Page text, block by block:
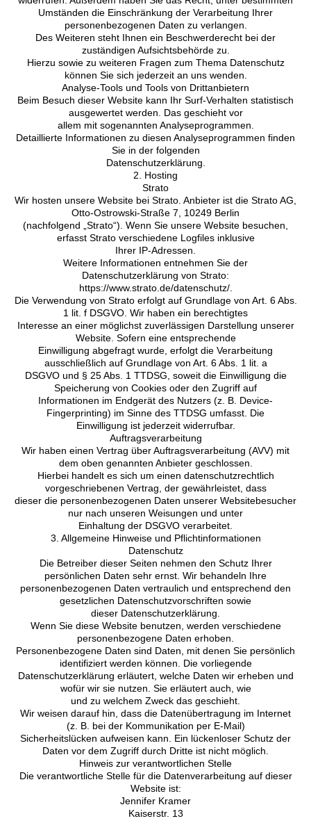
Umständen die Einschränkung der Verarbeitung Ihrer
personenbezogenen Daten zu verlangen.
Des Weiteren steht Ihnen ein Beschwerderecht bei der
zuständigen Aufsichtsbehörde zu.
Hierzu sowie zu weiteren Fragen zum Thema Datenschutz
können Sie sich jederzeit an uns wenden.
Analyse-Tools und Tools von Drittanbietern
Beim Besuch dieser Website kann Ihr Surf-Verhalten statistisch
ausgewertet werden. Das geschieht vor
allem mit sogenannten Analyseprogrammen.
Detaillierte Informationen zu diesen Analyseprogrammen finden
Sie in der folgenden
Datenschutzerklärung.
2. Hosting
Strato
Wir hosten unsere Website bei Strato. Anbieter ist die Strato AG,
Otto-Ostrowski-Straße 7, 10249 Berlin
(nachfolgend „Strato“). Wenn Sie unsere Website besuchen,
erfasst Strato verschiedene Logfiles inklusive
Ihrer IP-Adressen.
Weitere Informationen entnehmen Sie der
Datenschutzerklärung von Strato:
https://www.strato.de/datenschutz/.
Die Verwendung von Strato erfolgt auf Grundlage von Art. 6 Abs.
1 lit. f DSGVO. Wir haben ein berechtigtes
Interesse an einer möglichst zuverlässigen Darstellung unserer
Website. Sofern eine entsprechende
Einwilligung abgefragt wurde, erfolgt die Verarbeitung
ausschließlich auf Grundlage von Art. 6 Abs. 1 lit. a
DSGVO und § 25 Abs. 1 TTDSG, soweit die Einwilligung die
Speicherung von Cookies oder den Zugriff auf
Informationen im Endgerät des Nutzers (z. B. Device-
Fingerprinting) im Sinne des TTDSG umfasst. Die
Einwilligung ist jederzeit widerrufbar.
Auftragsverarbeitung
Wir haben einen Vertrag über Auftragsverarbeitung (AVV) mit
dem oben genannten Anbieter geschlossen.
Hierbei handelt es sich um einen datenschutzrechtlich
vorgeschriebenen Vertrag, der gewährleistet, dass
dieser die personenbezogenen Daten unserer Websitebesucher
nur nach unseren Weisungen und unter
Einhaltung der DSGVO verarbeitet.
3. Allgemeine Hinweise und Pflichtinformationen
Datenschutz
Die Betreiber dieser Seiten nehmen den Schutz Ihrer
persönlichen Daten sehr ernst. Wir behandeln Ihre
personenbezogenen Daten vertraulich und entsprechend den
gesetzlichen Datenschutzvorschriften sowie
dieser Datenschutzerklärung.
Wenn Sie diese Website benutzen, werden verschiedene
personenbezogene Daten erhoben.
Personenbezogene Daten sind Daten, mit denen Sie persönlich
identifiziert werden können. Die vorliegende
Datenschutzerklärung erläutert, welche Daten wir erheben und
wofür wir sie nutzen. Sie erläutert auch, wie
und zu welchem Zweck das geschieht.
Wir weisen darauf hin, dass die Datenübertragung im Internet
(z. B. bei der Kommunikation per E-Mail)
Sicherheitslücken aufweisen kann. Ein lückenloser Schutz der
Daten vor dem Zugriff durch Dritte ist nicht möglich.
Hinweis zur verantwortlichen Stelle
Die verantwortliche Stelle für die Datenverarbeitung auf dieser
Website ist:
Jennifer Kramer
Kaiserstr. 13